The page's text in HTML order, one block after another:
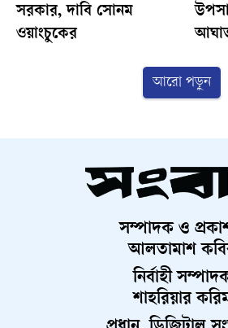
সরকার, দাবি সোনম
ওয়াংচুকের
আরো পড়ুন
সম্পাদক ও
আলতামাশ
নির্বাহী
শাহরিয়ার